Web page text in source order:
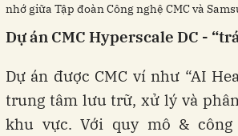
nhớ giữa Tập đoàn Công nghệ CMC và
Dự án CMC Hyperscale DC -
Dự án được CMC ví như “AI
trung tâm lưu trữ, xử lý và
khu vực. Với quy mô &